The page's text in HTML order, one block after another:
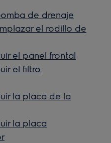
de drenaje
el rodillo de
el panel frontal
el filtro
la placa de la
la placa